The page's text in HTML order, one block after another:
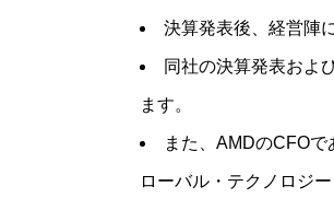
決算発表後、経営陣
同社の決算発表およ
ます。
また、AMDのCFO
ローバル・テクノロジ